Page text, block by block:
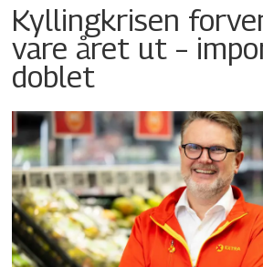
Kyllingkrisen
vare året ut –
doblet